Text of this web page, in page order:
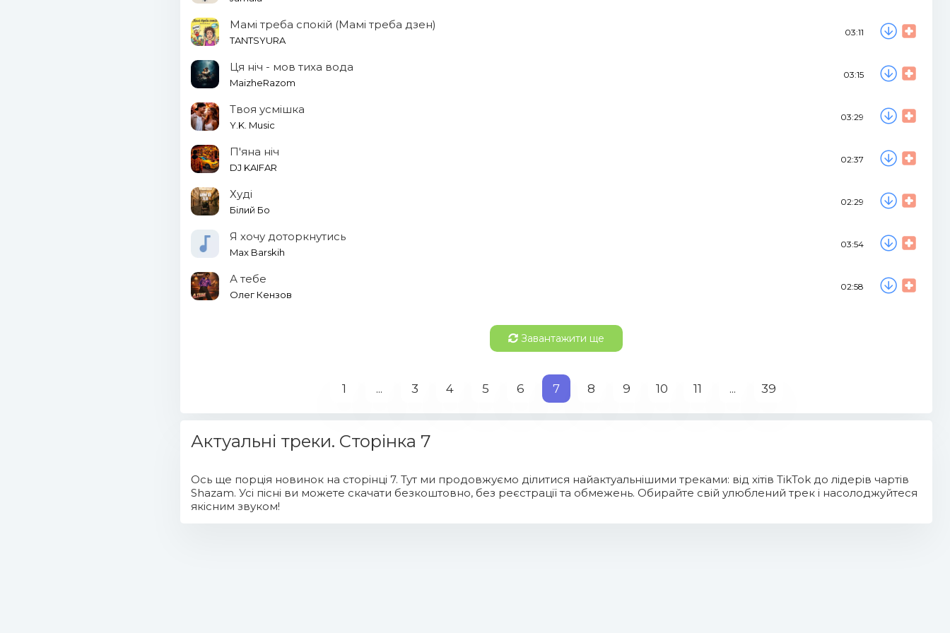
Мамі треба спокій (Мамі треба дзен)
TANTSYURA
03:11
Ця ніч - мов тиха вода
MaizheRazom
03:15
Твоя усмішка
Y.K. Music
03:29
П'яна ніч
DJ KAIFAR
02:37
Худі
Білий Бо
02:29
Я хочу доторкнутись
Max Barskih
03:54
А тебе
Олег Кензов
02:58
Завантажити ще
1 ... 3 4 5 6 7 8 9 10 11 ... 39
Актуальні треки. Сторінка 7
Ось ще порція новинок на сторінці 7. Тут ми продовжуємо ділитися найактуальнішими треками: від хітів TikTok до лідерів чартів
Shazam. Усі пісні ви можете скачати безкоштовно, без реєстрації та обмежень. Обирайте свій улюблений трек і насолоджуйтеся
якісним звуком!